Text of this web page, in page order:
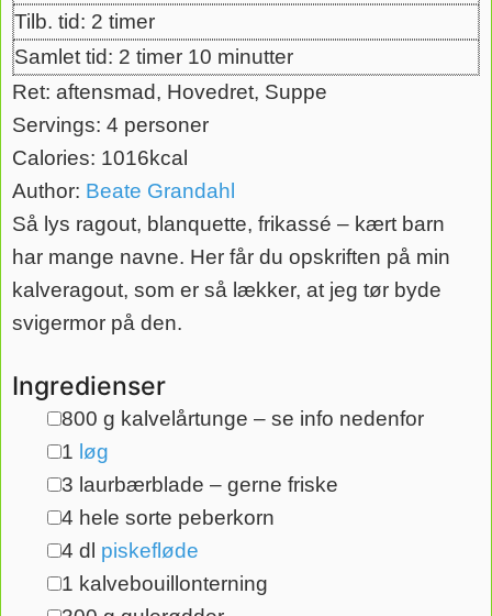
Tilb. tid: 2 timer
timer
Samlet tid: 2 timer
timer 10 minutter
minutter
Ret: aftensmad, Hovedret, Suppe
Servings: 4 personer
Calories: 1016kcal
Author: Beate Grandahl
Så lys ragout, blanquette, frikassé – kært barn
har mange navne. Her får du opskriften på min
kalveragout, som er så lækker, at jeg tør byde
svigermor på den.
Ingredienser
▢
800 g kalvelårtunge – se info nedenfor
▢
1 løg
▢
3 laurbærblade – gerne friske
▢
4 hele sorte peberkorn
▢
4 dl piskefløde
▢
1 kalvebouillonterning